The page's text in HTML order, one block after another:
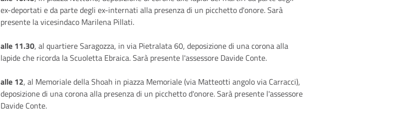
ex-deportati e da parte degli ex-internati alla presenza di un picchetto d'onore. Sarà
presente la vicesindaco Marilena Pillati.
alle 11.30, al quartiere Saragozza, in via Pietralata 60, deposizione di una corona alla
lapide che ricorda la Scuoletta Ebraica. Sarà presente l'assessore Davide Conte.
alle 12, al Memoriale della Shoah in piazza Memoriale (via Matteotti angolo via Carracci),
deposizione di una corona alla presenza di un picchetto d'onore. Sarà presente l'assessore
Davide Conte.